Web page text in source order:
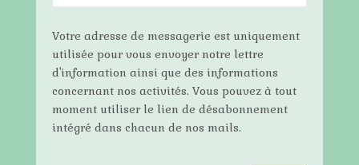
Votre adresse de messagerie est uniquement
utilisée pour vous envoyer notre lettre
d'information ainsi que des informations
concernant nos activités. Vous pouvez à tout
moment utiliser le lien de désabonnement
intégré dans chacun de nos mails.